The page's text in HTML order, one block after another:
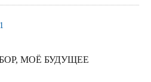
МОЁ БУДУЩЕЕ